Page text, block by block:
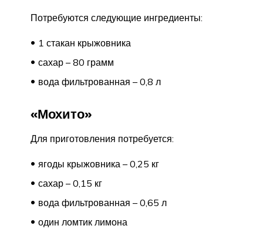
Потребуются следующие ингредиенты:
1 стакан крыжовника
сахар – 80 грамм
вода фильтрованная – 0,8 л
«Мохито»
Для приготовления потребуется:
ягоды крыжовника – 0,25 кг
сахар – 0,15 кг
вода фильтрованная – 0,65 л
один ломтик лимона